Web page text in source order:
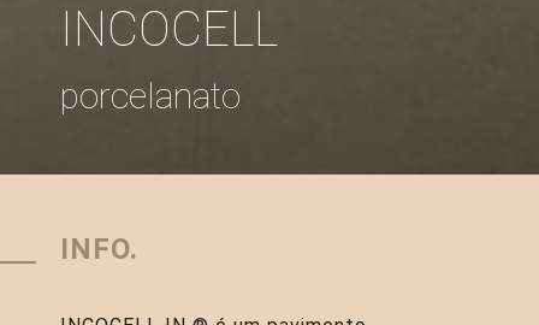
INCOCELL
porcelanato
INFO.